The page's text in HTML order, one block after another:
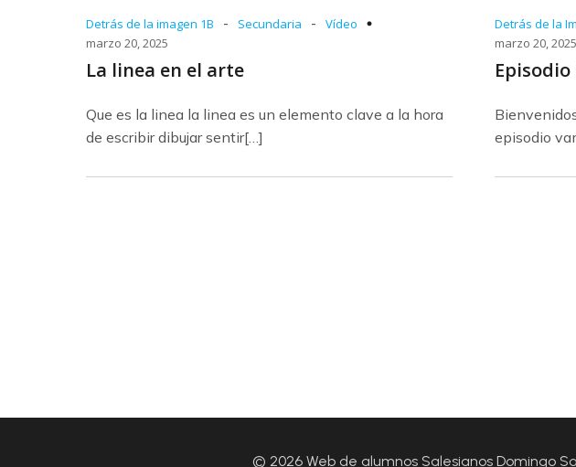
Detrás de la imagen 1B - Secundaria -
Vídeo
marzo 20, 2025
La linea en el arte
Que es la linea la linea es un elemento clave a la hora
de escribir dibujar sentir[…]
Detrás de la
marzo 20, 2025
Episodio
episodio
© 2026 Web de alumnos Salesianos Domingo